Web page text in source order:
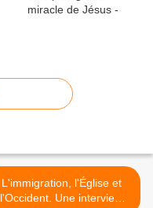
L'immigration, l'Église et
l'Occident. Une interview